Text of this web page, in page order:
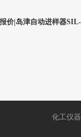
价|岛津自动进样器
化工仪